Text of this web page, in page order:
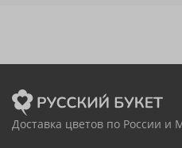
Доставка цветов по России и